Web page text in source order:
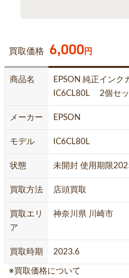
買取価格 6,000円
商品名
EPSON 純正インク
IC6CL80L 2個セッ
メーカー EPSON
モデル IC6CL80L
状態 未開封 使用期限
買取方法 店頭買取
買取エリ
ア
神奈川県 川崎市
買取時期 2023.6
※買取価格について